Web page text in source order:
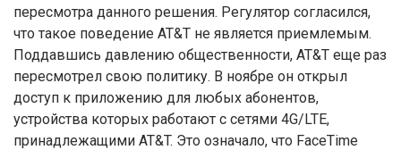
пересмотра данного решения. Регулятор согласился,
что такое поведение AT&T не является приемлемым.
Поддавшись давлению общественности, AT&T еще раз
пересмотрел свою политику. В ноябре он открыл
доступ к приложению для любых абонентов,
устройства которых работают с сетями 4G/LTE,
принадлежащими AT&T. Это означало, что FaceTime